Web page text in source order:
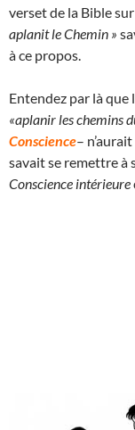
verset de la Bible
aplanit le Chemin »
à ce propos.
Entendez par là que
«aplanir les chemins
Conscience–
savait se remettre à
Conscience intérieure